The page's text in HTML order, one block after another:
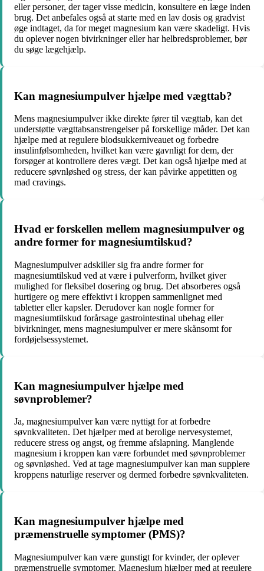
eller personer, der tager visse medicin, konsultere en læge inden
brug. Det anbefales også at starte med en lav dosis og gradvist
øge indtaget, da for meget magnesium kan være skadeligt. Hvis
du oplever nogen bivirkninger eller har helbredsproblemer, bør
du søge lægehjælp.
Kan magnesiumpulver hjælpe med vægttab?
Mens magnesiumpulver ikke direkte fører til vægttab, kan det
understøtte vægttabsanstrengelser på forskellige måder. Det kan
hjælpe med at regulere blodsukkerniveauet og forbedre
insulinfølsomheden, hvilket kan være gavnligt for dem, der
forsøger at kontrollere deres vægt. Det kan også hjælpe med at
reducere søvnløshed og stress, der kan påvirke appetitten og
mad cravings.
Hvad er forskellen mellem magnesiumpulver og
andre former for magnesiumtilskud?
Magnesiumpulver adskiller sig fra andre former for
magnesiumtilskud ved at være i pulverform, hvilket giver
mulighed for fleksibel dosering og brug. Det absorberes også
hurtigere og mere effektivt i kroppen sammenlignet med
tabletter eller kapsler. Derudover kan nogle former for
magnesiumtilskud forårsage gastrointestinal ubehag eller
bivirkninger, mens magnesiumpulver er mere skånsomt for
fordøjelsessystemet.
Kan magnesiumpulver hjælpe med
søvnproblemer?
Ja, magnesiumpulver kan være nyttigt for at forbedre
søvnkvaliteten. Det hjælper med at berolige nervesystemet,
reducere stress og angst, og fremme afslapning. Manglende
magnesium i kroppen kan være forbundet med søvnproblemer
og søvnløshed. Ved at tage magnesiumpulver kan man supplere
kroppens naturlige reserver og dermed forbedre søvnkvaliteten.
Kan magnesiumpulver hjælpe med
præmenstruelle symptomer (PMS)?
Magnesiumpulver kan være gunstigt for kvinder, der oplever
præmenstruelle symptomer. Magnesium hjælper med at regulere